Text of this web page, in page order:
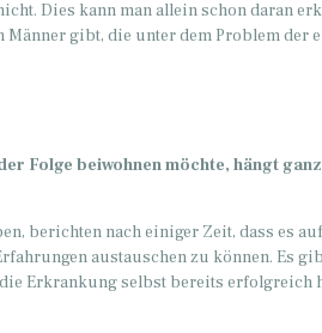
Dies kann man allein schon daran
gibt, die unter dem Problem
Folge beiwohnen möchte, hängt
berichten nach einiger Zeit, dass es
austauschen zu können. Es
Erkrankung selbst bereits erfolgreich